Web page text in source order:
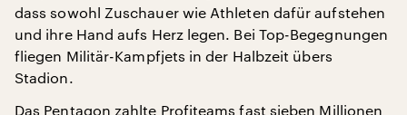
dass sowohl Zuschauer wie Athleten dafür aufstehen
und ihre Hand aufs Herz legen. Bei Top-Begegnungen
fliegen Militär-Kampfjets in der Halbzeit übers
Stadion.
Das Pentagon zahlte Profiteams fast sieben Millionen